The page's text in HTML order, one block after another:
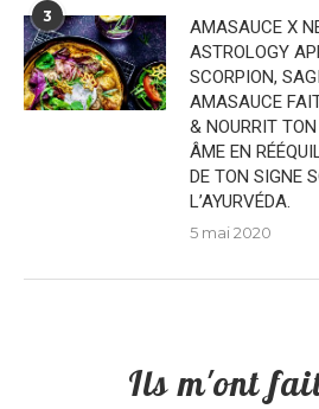
3
AMASAUCE X
ASTROLOGY
SCORPION,
AMASAUCE
& NOURRIT
ÂME EN
DE TON SIGNE
L’AYURVÉDA.
5 mai 2020
Ils m'ont